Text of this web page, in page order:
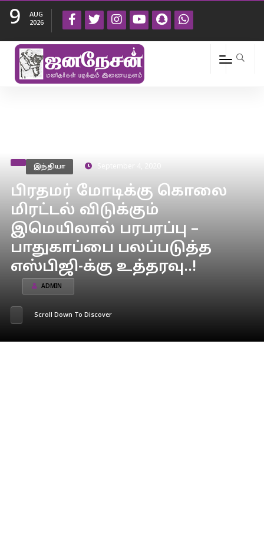
9
AUG
2026
இந்தியா
பிரதமர் மோடிக்கு கொலை
மிரட்டல் விடுக்கும்
இமெயிலால் பரபரப்பு –
பாதுகாப்பை பலப்படுத்த
எஸ்பிஜி-க்கு உத்தரவு..!
ADMIN
Scroll Down To Discover